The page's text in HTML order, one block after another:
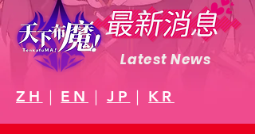
Latest News
ZH ｜ EN ｜ JP ｜ KR